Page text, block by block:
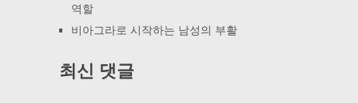
역할
비아그라로 시작하는 남성의 부활
최신 댓글